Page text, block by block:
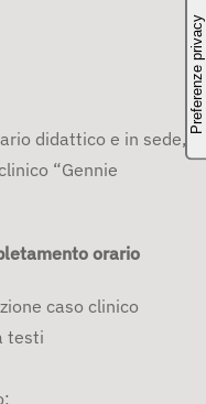
didattico e in sede,
“Gennie
orario
caso clinico
testi